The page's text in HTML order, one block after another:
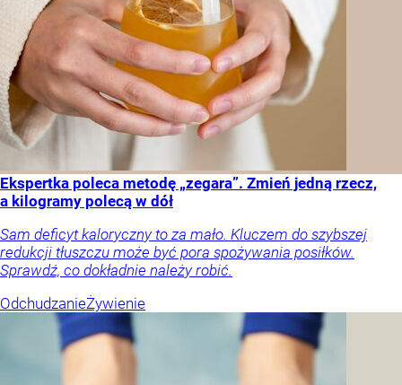
Ekspertka poleca metodę „zegara”. Zmień jedną rzecz,
a kilogramy polecą w dół
Sam deficyt kaloryczny to za mało. Kluczem do szybszej
redukcji tłuszczu może być pora spożywania posiłków.
Sprawdź, co dokładnie należy robić.
OdchudzanieŻywienie